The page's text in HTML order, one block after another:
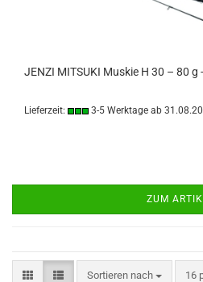
JENZI MITSUKI Muskie H 30 – 80 g
Lieferzeit: 3-5 Werktage ab
ZUM
Sortieren nach
Sortieren nach 16
pro